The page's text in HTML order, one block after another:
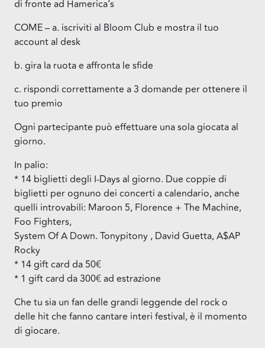
di fronte ad Hamerica’s
COME – a. iscriviti al Bloom Club e mostra il tuo
account al desk
b. gira la ruota e affronta le sfide
c. rispondi correttamente a 3 domande per ottenere il
tuo premio
Ogni partecipante può effettuare una sola giocata al
giorno.
In palio:
* 14 biglietti degli I-Days al giorno. Due coppie di
biglietti per ognuno dei concerti a calendario, anche
quelli introvabili: Maroon 5, Florence + The Machine,
Foo Fighters,
System Of A Down. Tonypitony , David Guetta, A$AP
Rocky
* 14 gift card da 50€
* 1 gift card da 300€ ad estrazione
Che tu sia un fan delle grandi leggende del rock o
delle hit che fanno cantare interi festival, è il momento
di giocare.